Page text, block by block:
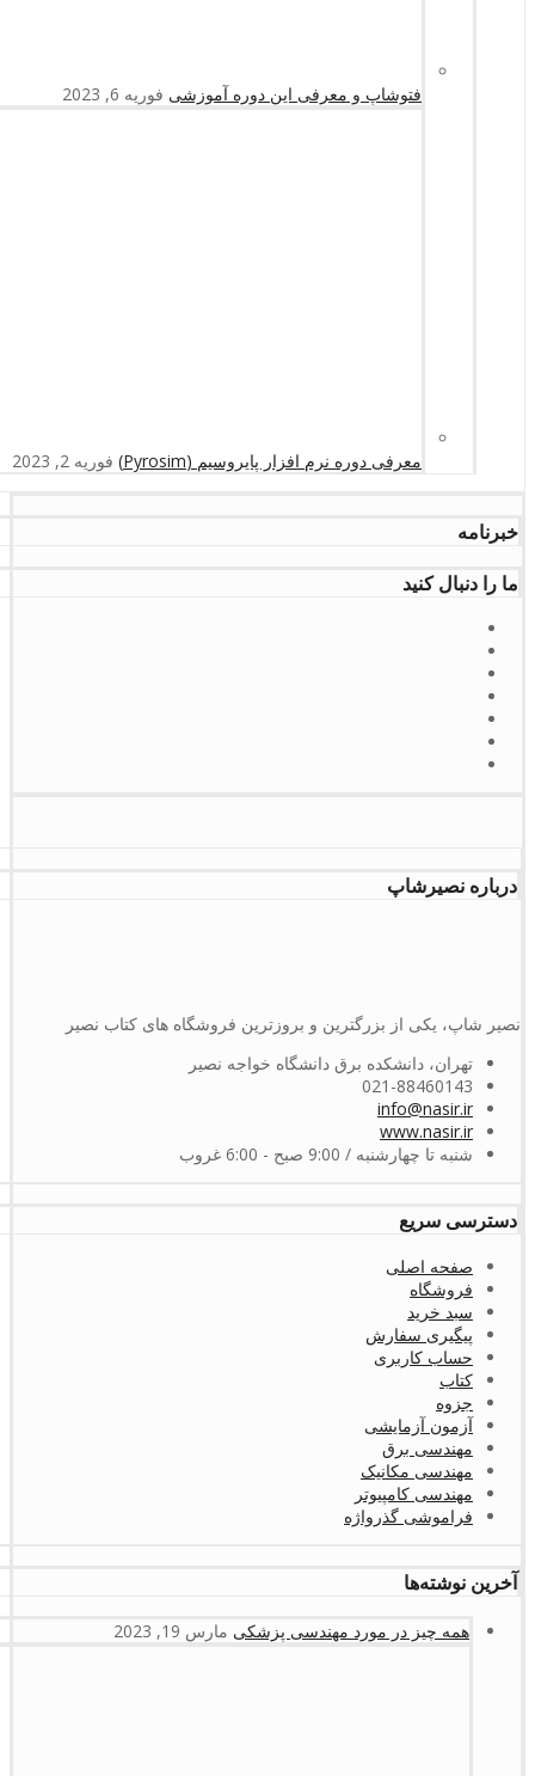
فتوشاپ و معرفی این دوره آموزشی فوریه 6, 2023
معرفی دوره نرم افزار پایروسیم (Pyrosim) فوریه 2, 2023
خبرنامه
ما را دنبال کنید
درباره نصیرشاپ
نصیر شاپ، یکی از بزرگترین و بروزترین فروشگاه های کتاب نصیر
تهران، دانشکده برق دانشگاه خواجه نصیر
021-88460143
info@nasir.ir
www.nasir.ir
شنبه تا چهارشنبه / 9:00 صبح - 6:00 غروب
دسترسی سریع
صفحه اصلی
فروشگاه
سبد خرید
پیگیری سفارش
حساب کاربری
کتاب
جزوه
آزمون آزمایشی
مهندسی برق
مهندسی مکانیک
مهندسی کامپیوتر
فراموشی گذرواژه
آخرین نوشته‌ها
همه چیز در مورد مهندسی پزشکی مارس 19, 2023